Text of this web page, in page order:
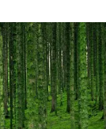
ricerche,
un’abitudine
naturale che